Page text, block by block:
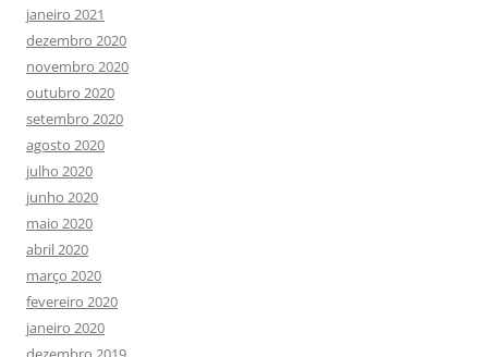
janeiro 2021
dezembro 2020
novembro 2020
outubro 2020
setembro 2020
agosto 2020
julho 2020
junho 2020
maio 2020
abril 2020
março 2020
fevereiro 2020
janeiro 2020